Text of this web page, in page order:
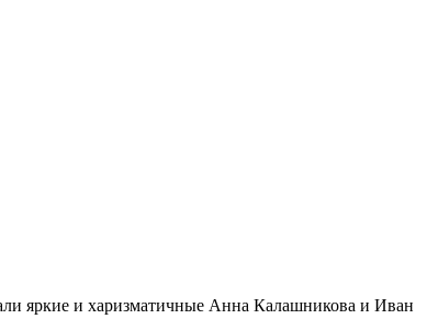
яркие и харизматичные Анна Калашникова и Иван